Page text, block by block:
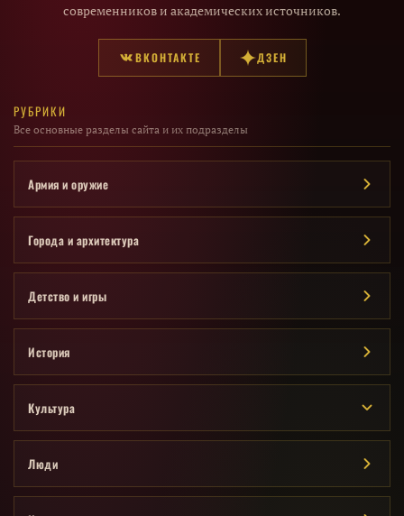
современников и академических источников.
ВКОНТАКТЕ ДЗЕН
РУБРИКИ
Все основные разделы сайта и их подразделы
Армия и оружие
Города и архитектура
Детство и игры
История
Культура
Люди